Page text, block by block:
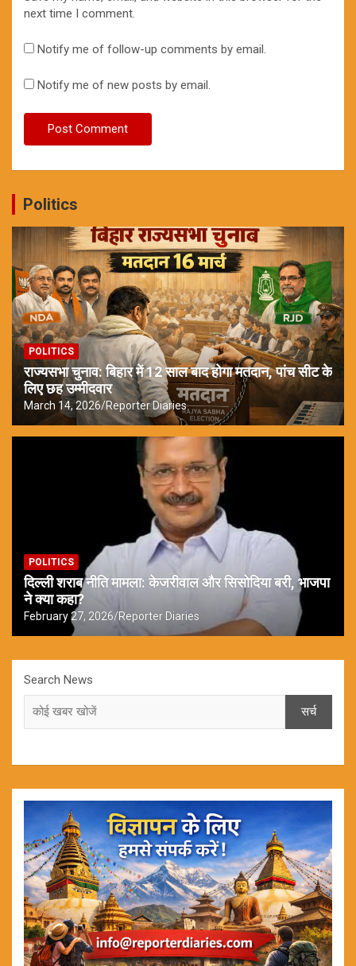
next time I comment.
Notify me of follow-up comments by email.
Notify me of new posts by email.
Politics
POLITICS
राज्यसभा चुनाव: बिहार में 12 साल बाद होगा मतदान, पांच सीट के
लिए छह उम्मीदवार
March 14, 2026 Reporter Diaries
POLITICS
दिल्ली शराब नीति मामला: केजरीवाल और सिसोदिया बरी, भाजपा
ने क्या कहा?
February 27, 2026 Reporter Diaries
Search News
सर्च